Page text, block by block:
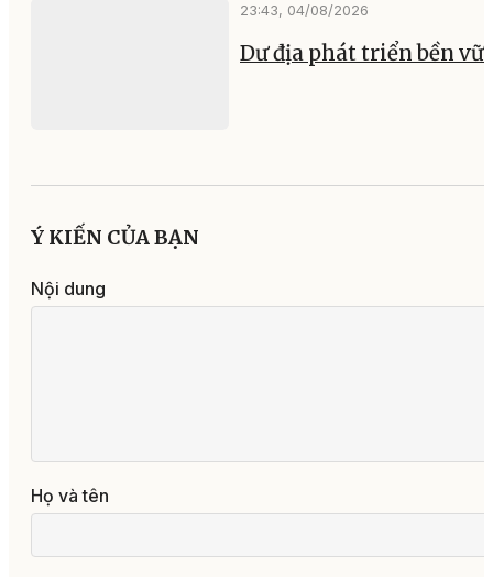
23:43, 04/08/2026
Dư địa phát triển bền
Ý KIẾN CỦA BẠN
Nội dung
Họ và tên